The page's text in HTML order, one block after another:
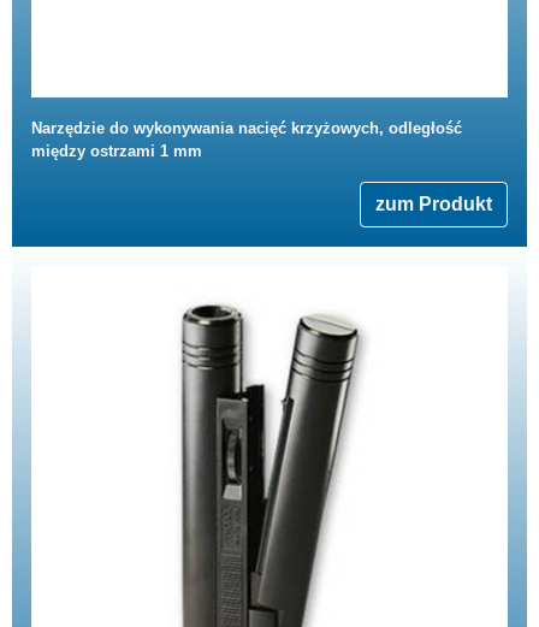
Narzędzie do wykonywania nacięć krzyżowych, odległość
między ostrzami 1 mm
zum Produkt